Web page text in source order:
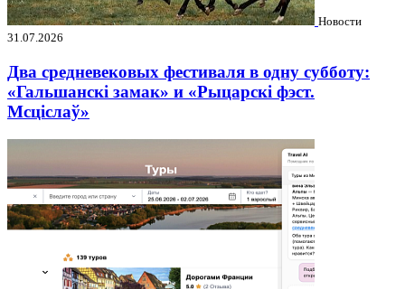
Новости
31.07.2026
Два средневековых фестиваля в одну субботу:
«Гальшанскі замак» и «Рыцарскі фэст.
Мсціслаў»